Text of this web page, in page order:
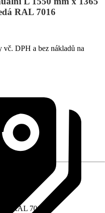
RAL 7016
DPH a bez nákladů na
RAL 7016